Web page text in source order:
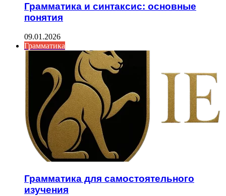
Грамматика и синтаксис: основные
понятия
09.01.2026
Грамматика
Грамматика для самостоятельного
изучения